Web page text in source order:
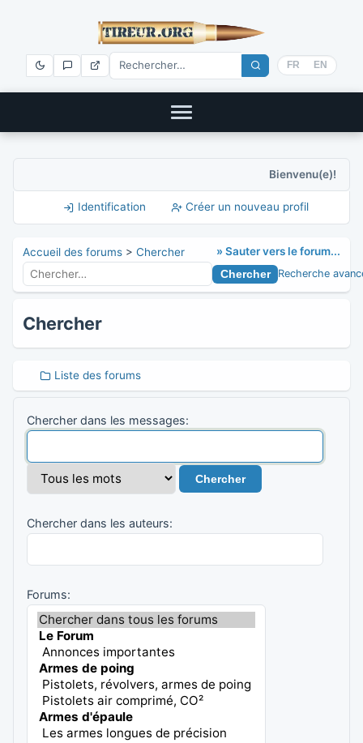
FR EN
Bienvenu(e)!
Identification Créer un nouveau profil
» Sauter vers le forum...
Accueil des forums > Chercher
Recherche
Chercher
Liste des forums
Chercher dans les messages:
Chercher dans les auteurs:
Forums: